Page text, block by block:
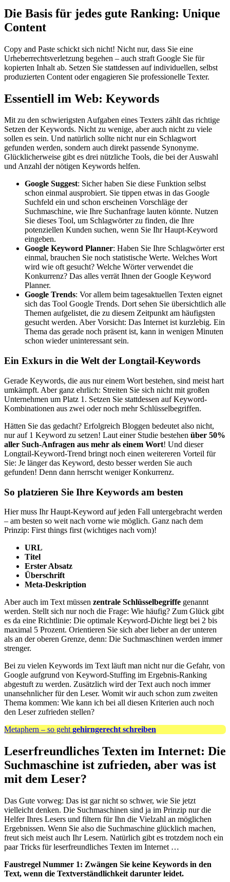
Die Basis für jedes gute Ranking: Unique
Content
Copy and Paste schickt sich nicht! Nicht nur, dass Sie eine
Urheberrechtsverletzung begehen – auch straft Google Sie für
kopierten Inhalt ab. Setzen Sie stattdessen auf individuellen, selbst
produzierten Content oder engagieren Sie professionelle Texter.
Essentiell im Web: Keywords
Mit zu den schwierigsten Aufgaben eines Texters zählt das richtige
Setzen der Keywords. Nicht zu wenige, aber auch nicht zu viele
sollen es sein. Und natürlich sollte nicht nur ein Schlagwort
gefunden werden, sondern auch direkt passende Synonyme.
Glücklicherweise gibt es drei nützliche Tools, die bei der Auswahl
und Anzahl der nötigen Keywords helfen.
Google Suggest: Sicher haben Sie diese Funktion selbst
schon einmal ausprobiert. Sie tippen etwas in das Google
Suchfeld ein und schon erscheinen Vorschläge der
Suchmaschine, wie Ihre Suchanfrage lauten könnte. Nutzen
Sie dieses Tool, um Schlagwörter zu finden, die Ihre
potenziellen Kunden suchen, wenn Sie Ihr Haupt-Keyword
eingeben.
Google Keyword Planner: Haben Sie Ihre Schlagwörter erst
einmal, brauchen Sie noch statistische Werte. Welches Wort
wird wie oft gesucht? Welche Wörter verwendet die
Konkurrenz? Das alles verrät Ihnen der Google Keyword
Planner.
Google Trends: Vor allem beim tagesaktuellen Texten eignet
sich das Tool Google Trends. Dort sehen Sie übersichtlich alle
Themen aufgelistet, die zu diesem Zeitpunkt am häufigsten
gesucht werden. Aber Vorsicht: Das Internet ist kurzlebig. Ein
Thema das gerade noch präsent ist, kann in wenigen Minuten
schon wieder uninteressant sein.
Ein Exkurs in die Welt der Longtail-Keywords
Gerade Keywords, die aus nur einem Wort bestehen, sind meist hart
umkämpft. Aber ganz ehrlich: Streiten Sie sich nicht mit großen
Unternehmen um Platz 1. Setzen Sie stattdessen auf Keyword-
Kombinationen aus zwei oder noch mehr Schlüsselbegriffen.
Hätten Sie das gedacht? Erfolgreich Bloggen bedeutet also nicht,
nur auf 1 Keyword zu setzen! Laut einer Studie bestehen über 50%
aller Such-Anfragen aus mehr als einem Wort! Und dieser
Longtail-Keyword-Trend bringt noch einen weitereren Vorteil für
Sie: Je länger das Keyword, desto besser werden Sie auch
gefunden! Denn dann herrscht weniger Konkurrenz.
So platzieren Sie Ihre Keywords am besten
Hier muss Ihr Haupt-Keyword auf jeden Fall untergebracht werden
– am besten so weit nach vorne wie möglich. Ganz nach dem
Prinzip: First things first (wichtiges nach vorn)!
URL
Titel
Erster Absatz
Überschrift
Meta-Deskription
Aber auch im Text müssen zentrale Schlüsselbegriffe genannt
werden. Stellt sich nur noch die Frage: Wie häufig? Zum Glück gibt
es da eine Richtlinie: Die optimale Keyword-Dichte liegt bei 2 bis
maximal 5 Prozent. Orientieren Sie sich aber lieber an der unteren
als an der oberen Grenze, denn: Die Suchmaschinen werden immer
strenger.
Bei zu vielen Keywords im Text läuft man nicht nur die Gefahr, von
Google aufgrund von Keyword-Stuffing im Ergebnis-Ranking
abgestuft zu werden. Zusätzlich wird der Text auch noch immer
unansehnlicher für den Leser. Womit wir auch schon zum zweiten
Thema kommen: Wie kann ich bei all diesen Kriterien auch noch
den Leser zufrieden stellen?
Metaphern – so geht gehirngerecht schreiben
Leserfreundliches Texten im Internet: Die
Suchmaschine ist zufrieden, aber was ist
mit dem Leser?
Das Gute vorweg: Das ist gar nicht so schwer, wie Sie jetzt
vielleicht denken. Die Suchmaschinen sind ja im Prinzip nur die
Helfer Ihres Lesers und filtern für Ihn die Vielzahl an möglichen
Ergebnissen. Wenn Sie also die Suchmaschine glücklich machen,
freut sich meist auch Ihr Lesern. Natürlich gibt es trotzdem noch ein
paar Tricks für leserfreundliches Texten im Internet …
Faustregel Nummer 1: Zwängen Sie keine Keywords in den
Text, wenn die Textverständlichkeit darunter leidet.